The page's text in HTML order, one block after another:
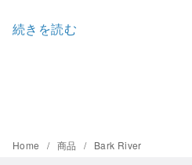
続きを読む
Home 商品 Bark River